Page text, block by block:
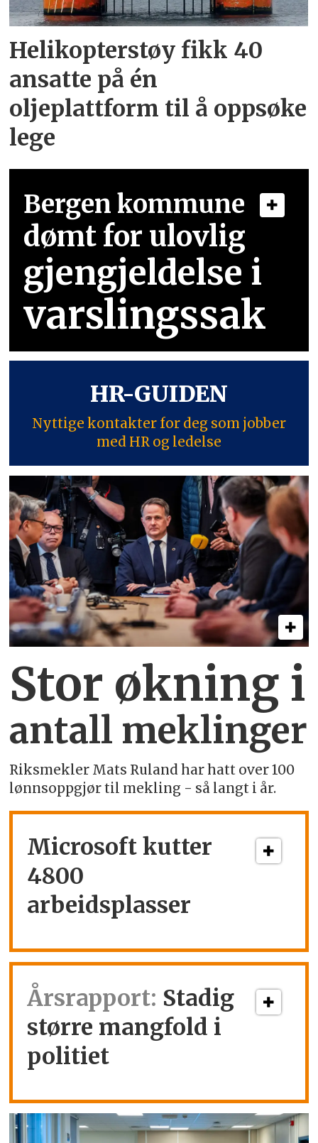
Helikopterstøy fikk 40
ansatte på én
oljeplattform til å oppsøke
lege
Bergen kommune
dømt for ulovlig
gjengjeldelse i
varslingssak
HR-GUIDEN
Nyttige kontakter for deg som jobber
med HR og ledelse
Stor økning i
antall meklinger
Riksmekler Mats Ruland har hatt over 100
lønnsoppgjør til mekling - så langt i år.
Microsoft kutter
4800
arbeidsplasser
Årsrapport: Stadig
større mangfold i
politiet